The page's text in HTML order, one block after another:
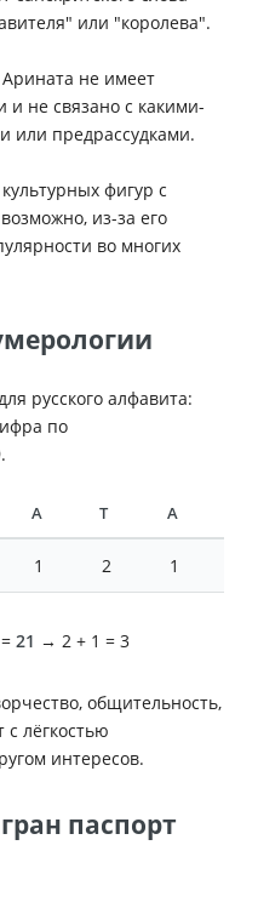
или "королева".
не имеет
и не связано с какими-
или предрассудками.
фигур с
из-за его
во многих
русского алфавита:
по
А Т А
1 2 1
21 → 2 + 1 = 3
общительность,
лёгкостью
интересов.
паспорт